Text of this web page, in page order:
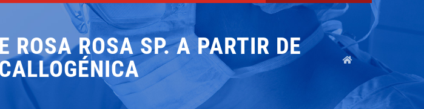
ROSA ROSA SP. A PARTIR DE